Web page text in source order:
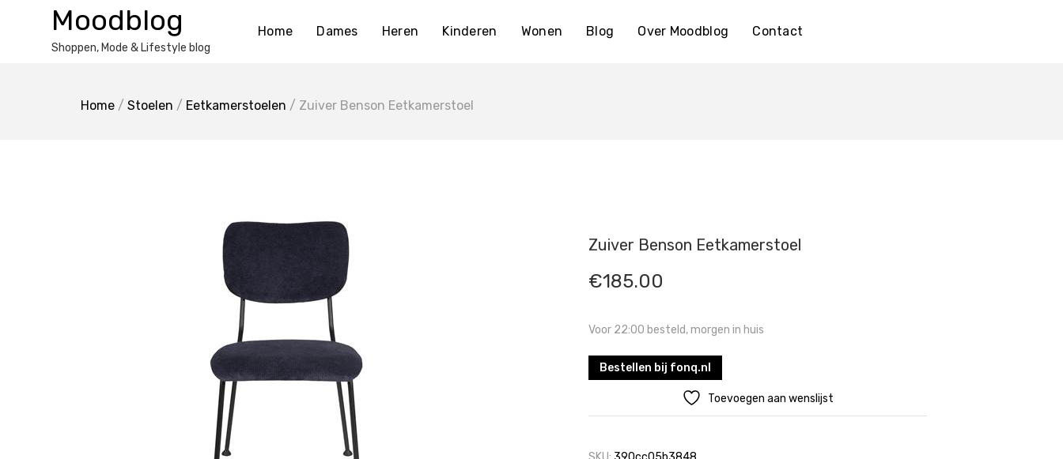
Moodblog
Shoppen, Mode & Lifestyle blog
Home Dames Heren Kinderen Wonen Blog Over Moodblog Contact
Home / Stoelen / Eetkamerstoelen / Zuiver Benson Eetkamerstoel
Zuiver Benson Eetkamerstoel
€185.00
Voor 22:00 besteld, morgen in huis
Bestellen bij fonq.nl
Toevoegen aan wenslijst